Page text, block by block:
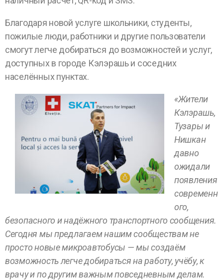
Благодаря новой услуге школьники, студенты,
пожилые люди, работники и другие пользователи
смогут легче добираться до возможностей и услуг,
доступных в городе Кэлэрашь и соседних
населённых пунктах.
«Жители
Кэлэрашь,
Тузары и
Нишкан
давно
ожидали
появления
современн
ого,
безопасного и надёжного транспортного сообщения.
Сегодня мы предлагаем нашим сообществам не
просто новые микроавтобусы — мы создаём
возможность легче добираться на работу, учёбу, к
врачу и по другим важным повседневным делам.